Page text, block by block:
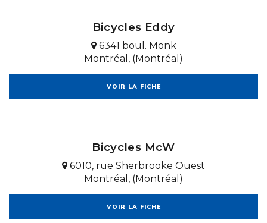
Bicycles Eddy
6341 boul. Monk
Montréal, (Montréal)
VOIR LA FICHE
Bicycles McW
6010, rue Sherbrooke Ouest
Montréal, (Montréal)
VOIR LA FICHE